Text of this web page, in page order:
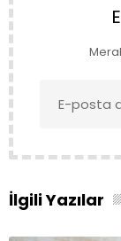
İlgili Yazılar